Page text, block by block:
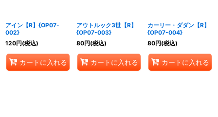
アイン【R】{OP07-
002}
120円(税込)
カートに入れる
アウトルック3世【R】
{OP07-003}
80円(税込)
カートに入れる
カーリー・ダダン【R】
{OP07-004}
80円(税込)
カートに入れる